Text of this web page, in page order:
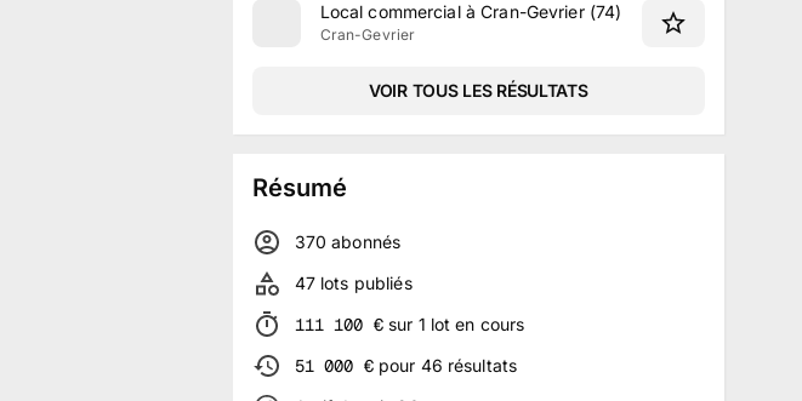
Local commercial à Cran-Gevrier (74)
Cran-Gevrier
VOIR TOUS LES RÉSULTATS
Résumé
370 abonnés
47 lots publiés
111 100 €sur 1 lot en cours
51 000 €pour 46 résultats